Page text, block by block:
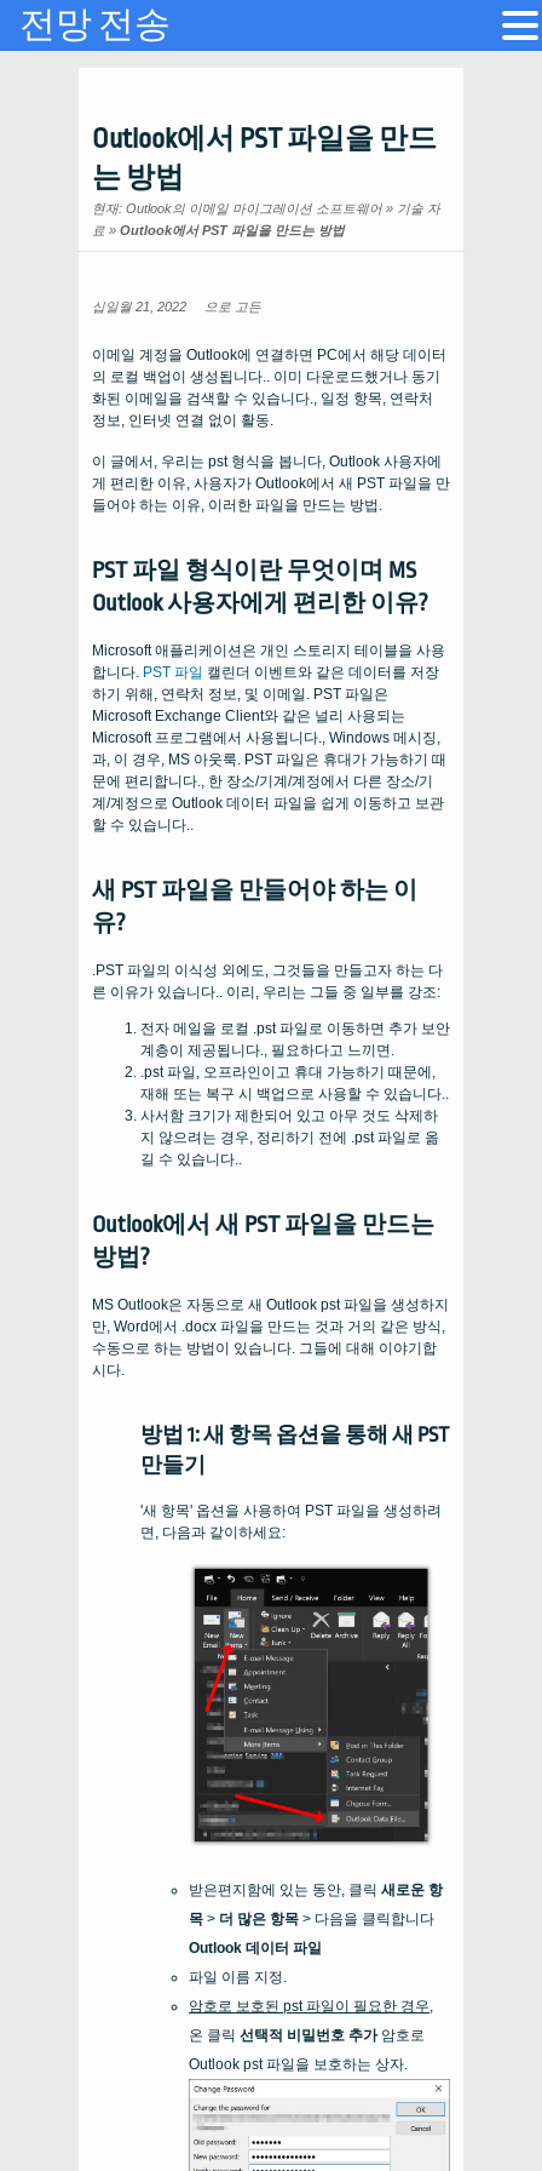
Outlook에서 PST 파일을 만드
는 방법
현재: Outlook의 이메일 마이그레이션 소프트웨어 » 기술 자
료 » Outlook에서 PST 파일을 만드는 방법
십일월 21, 2022 으로 고든
이메일 계정을 Outlook에 연결하면 PC에서 해당 데이터
의 로컬 백업이 생성됩니다.. 이미 다운로드했거나 동기
화된 이메일을 검색할 수 있습니다., 일정 항목, 연락처
정보, 인터넷 연결 없이 활동.
이 글에서, 우리는 pst 형식을 봅니다, Outlook 사용자에
게 편리한 이유, 사용자가 Outlook에서 새 PST 파일을 만
들어야 하는 이유, 이러한 파일을 만드는 방법.
PST 파일 형식이란 무엇이며 MS
Outlook 사용자에게 편리한 이유?
Microsoft 애플리케이션은 개인 스토리지 테이블을 사용
합니다. PST 파일 캘린더 이벤트와 같은 데이터를 저장
하기 위해, 연락처 정보, 및 이메일. PST 파일은
Microsoft Exchange Client와 같은 널리 사용되는
Microsoft 프로그램에서 사용됩니다., Windows 메시징,
과, 이 경우, MS 아웃룩. PST 파일은 휴대가 가능하기 때
문에 편리합니다., 한 장소/기계/계정에서 다른 장소/기
계/계정으로 Outlook 데이터 파일을 쉽게 이동하고 보관
할 수 있습니다..
새 PST 파일을 만들어야 하는 이
유?
.PST 파일의 이식성 외에도, 그것들을 만들고자 하는 다
른 이유가 있습니다.. 이리, 우리는 그들 중 일부를 강조:
전자 메일을 로컬 .pst 파일로 이동하면 추가 보안
계층이 제공됩니다., 필요하다고 느끼면.
.pst 파일, 오프라인이고 휴대 가능하기 때문에,
재해 또는 복구 시 백업으로 사용할 수 있습니다..
사서함 크기가 제한되어 있고 아무 것도 삭제하
지 않으려는 경우, 정리하기 전에 .pst 파일로 옮
길 수 있습니다..
Outlook에서 새 PST 파일을 만드는
방법?
MS Outlook은 자동으로 새 Outlook pst 파일을 생성하지
만, Word에서 .docx 파일을 만드는 것과 거의 같은 방식,
수동으로 하는 방법이 있습니다. 그들에 대해 이야기합
시다.
방법 1: 새 항목 옵션을 통해 새 PST
만들기
'새 항목' 옵션을 사용하여 PST 파일을 생성하려
면, 다음과 같이하세요:
받은편지함에 있는 동안, 클릭 새로운 항
목 > 더 많은 항목 > 다음을 클릭합니다
Outlook 데이터 파일
파일 이름 지정.
암호로 보호된 pst 파일이 필요한 경우
온 클릭 선택적 비밀번호 추가암호로
Outlook pst 파일을 보호하는 상자.
전망 전송